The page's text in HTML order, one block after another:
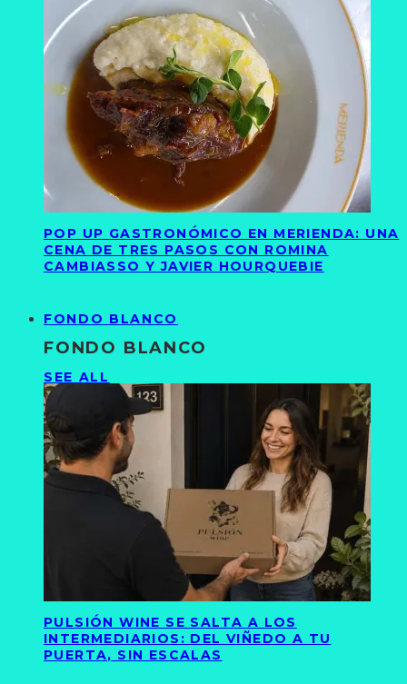
POP UP GASTRONÓMICO EN MERIENDA: UNA
CENA DE TRES PASOS CON ROMINA
CAMBIASSO Y JAVIER HOURQUEBIE
FONDO BLANCO
FONDO BLANCO
SEE ALL
PULSIÓN WINE SE SALTA A LOS
INTERMEDIARIOS: DEL VIÑEDO A TU
PUERTA, SIN ESCALAS